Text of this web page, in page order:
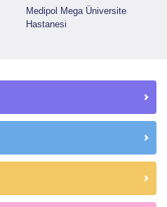
Medipol Mega Üniversite
Hastanesi